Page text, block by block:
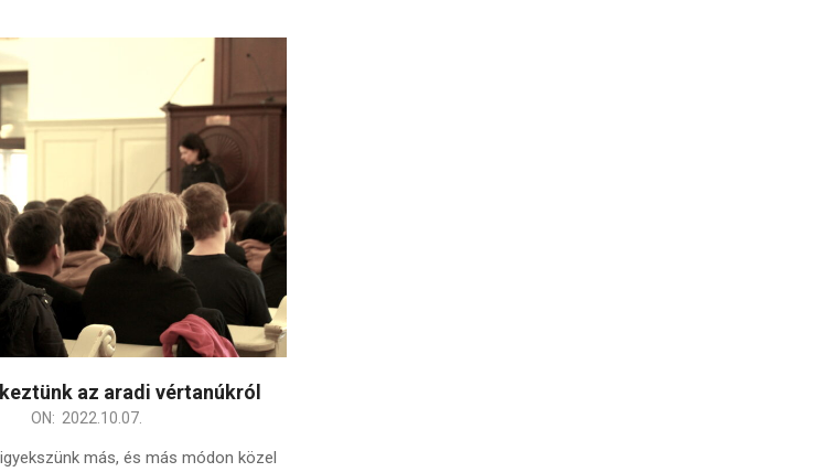
az aradi vértanúkról
ON: 2022.10.07.
más, és más módon közel